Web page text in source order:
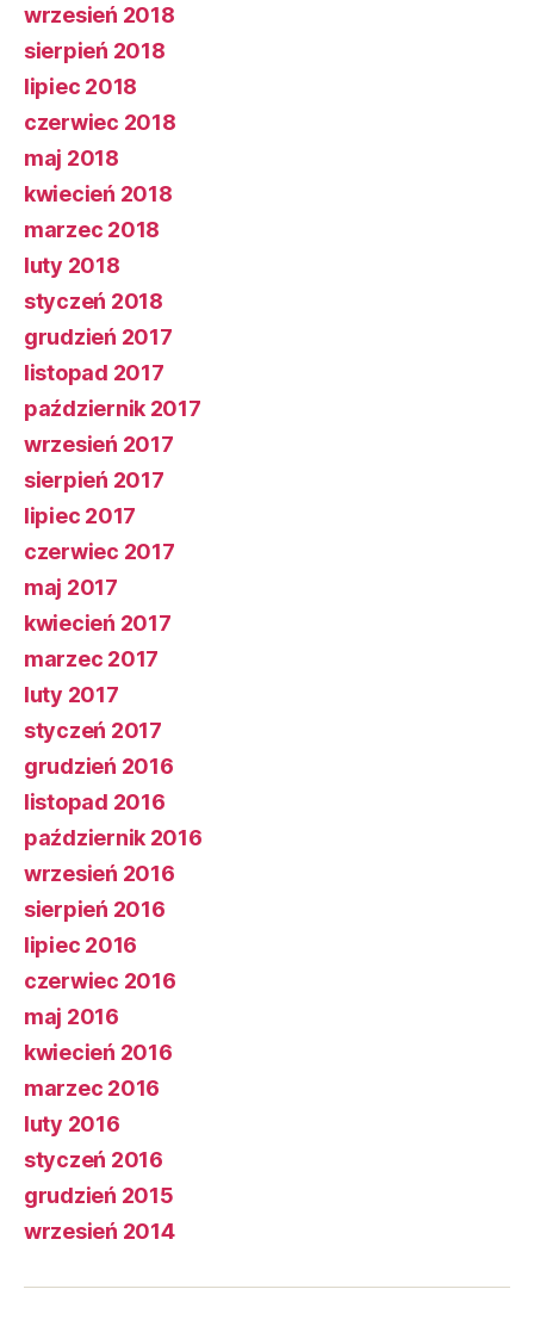
wrzesień 2018
sierpień 2018
lipiec 2018
czerwiec 2018
maj 2018
kwiecień 2018
marzec 2018
luty 2018
styczeń 2018
grudzień 2017
listopad 2017
październik 2017
wrzesień 2017
sierpień 2017
lipiec 2017
czerwiec 2017
maj 2017
kwiecień 2017
marzec 2017
luty 2017
styczeń 2017
grudzień 2016
listopad 2016
październik 2016
wrzesień 2016
sierpień 2016
lipiec 2016
czerwiec 2016
maj 2016
kwiecień 2016
marzec 2016
luty 2016
styczeń 2016
grudzień 2015
wrzesień 2014